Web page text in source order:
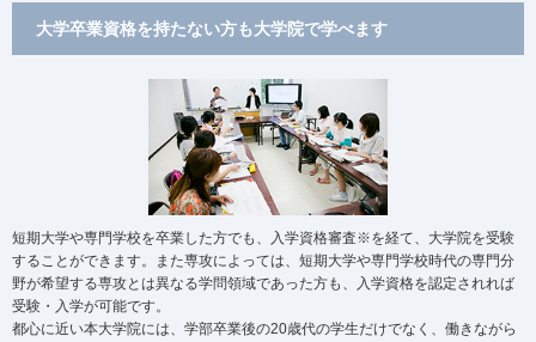
大学卒業資格を持たない方も大学院で学べます
短期大学や専門学校を卒業した方でも、入学資格審査※を経て、大学院を受験
することができます。また専攻によっては、短期大学や専門学校時代の専門分
野が希望する専攻とは異なる学問領域であった方も、入学資格を認定されれば
受験・入学が可能です。
都心に近い本大学院には、学部卒業後の20歳代の学生だけでなく、働きながら